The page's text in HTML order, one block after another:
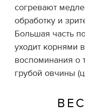
согревают
обработку и
Большая часть
уходит корнями
воспоминания о
грубой овчины